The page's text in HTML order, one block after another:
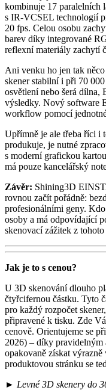
kombinuje 17 paralelních
s IR-VCSEL technologií
20 fps. Celou osobu
barev díky integrované
reflexní materiály zachytí
Ani venku ho jen tak
skener stabilní i při 70
osvětlení nebo šerá
výsledky. Nový software
workflow pomocí
Upřímně je ale třeba říci i
produkuje, je nutné
s moderní grafickou
má pouze kancelářský
Závěr: Shining3D
rovnou začít pořádně:
profesionálními geny.
osoby a má odpovídající
skenovací zážitek z tohoto
Jak je to s cenou?
U 3D skenování dlouho
čtyřcifernou částku. Tyto
pro každý rozpočet
připravené k tisku. Zde
cenově. Orientujeme se
2026) – díky pravidelným
opakovaně získat
produktovou stránku se
► Levné 3D skenery do